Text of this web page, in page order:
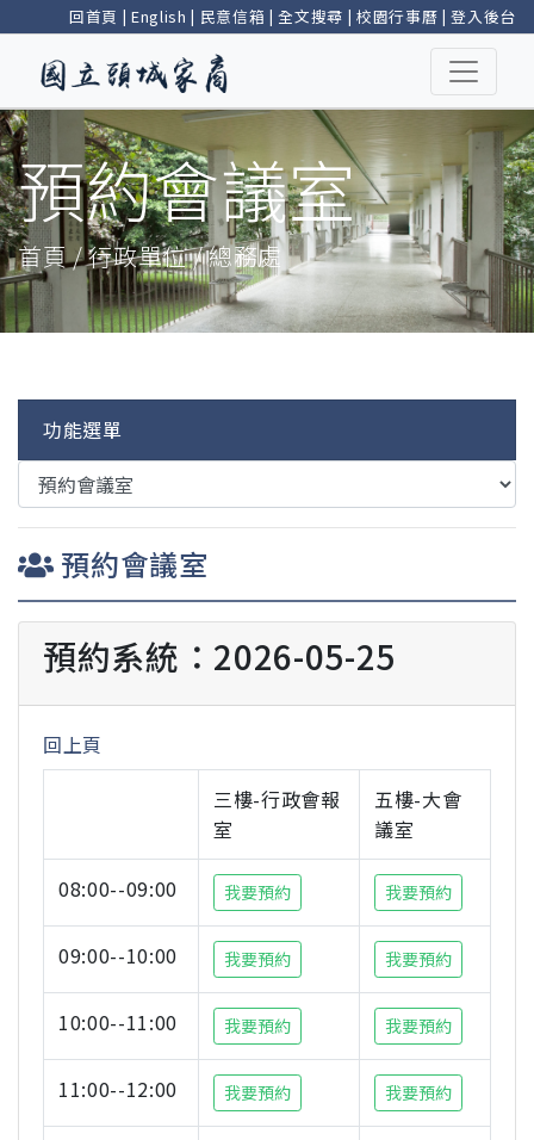
回首頁 | English | 民意信箱 |全文搜尋 | 校園行事曆 |登入後台
預約會議室
首頁 / 行政單位 / 總務處
功能選單
預約會議室
預約系統：2026-05-25
回上頁
三樓-行政會報
室
五樓-大會
議室
08:00--09:00 我要預約 我要預約
09:00--10:00 我要預約 我要預約
10:00--11:00 我要預約 我要預約
11:00--12:00 我要預約 我要預約